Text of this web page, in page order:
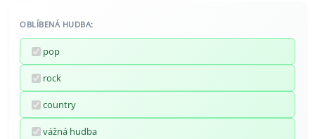
OBLÍBENÁ HUDBA:
pop
rock
country
vážná hudba